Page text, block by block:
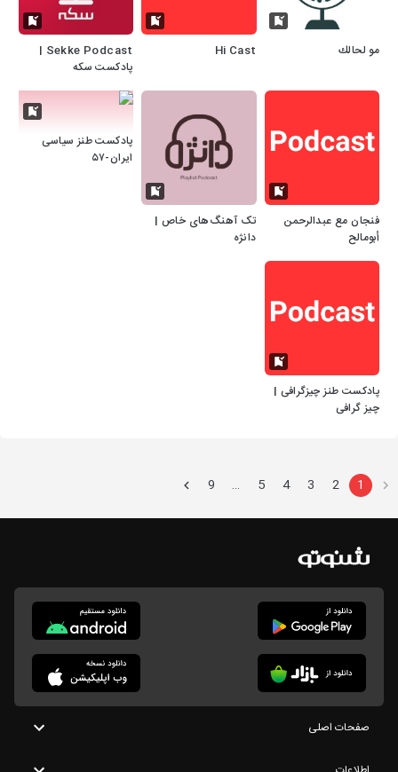
مو لحالك Hi Cast
Sekke Podcast |
پادکست سکه
فنجان مع عبدالرحمن
أبومالح
تک آهنگ‌های خاص |
دانژه
پادکست طنز سیاسی
ایران-۵۷
پادکست طنز چیزگرافی |
چیز گرافی
1
2
3
4
5
…
9
صفحات اصلی